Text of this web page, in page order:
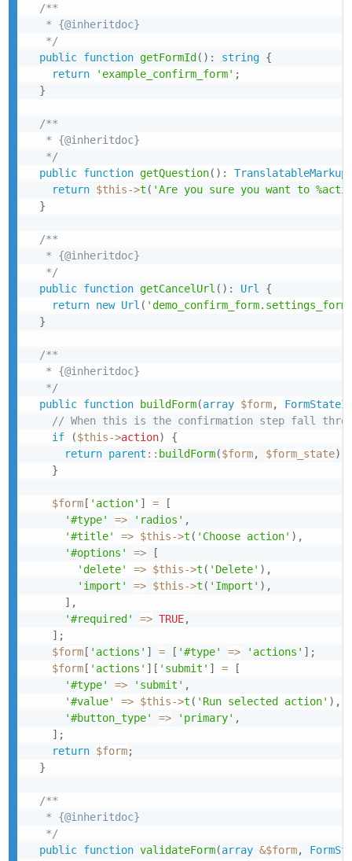
/**
   * {@inheritdoc}
   */
public function getFormId( ) : string {
return
'example_confirm_form' ;
}
/**
   * {@inheritdoc}
   */
public function getQuestion( ) :
TranslatableMarkup
return $this->t ( 'Are you sure you want to
}
/**
   * {@inheritdoc}
   */
public function getCancelUrl ( ) : Url
{
return new Url (
}
/**
   * {@inheritdoc}
   */
public function buildForm(array $form,
// When this is the confirmation step fall
if
($this->action)
{
return parent :: buildForm($form, $form_state)
}
$form[ 'action' ] =
[
'#type'
=> 'radios' ,
'#title'
=> $this->t ( 'Choose action' ) ,
'#options'
=>
[
'delete'
=> $this->t ( 'Delete' ) ,
'import'
=> $this->t ( 'Import' ) ,
] ,
'#required'
=> TRUE,
] ;
$form[ 'actions' ] = [ '#type' => 'actions' ] ;
$form[ 'actions' ] [ 'submit' ] =
[
'#type'
=> 'submit' ,
'#value'
=> $this->t ( 'Run selected action' ) ,
'#button_type'
=> 'primary' ,
] ;
return $form;
}
/**
   * {@inheritdoc}
   */
public function validateForm(array &$form,